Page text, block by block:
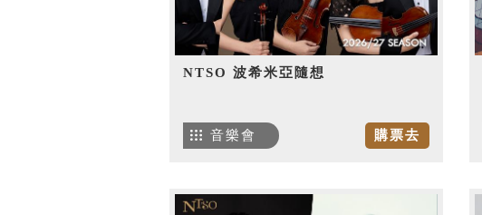
NTSO 波希米亞隨想
購票去
音樂會